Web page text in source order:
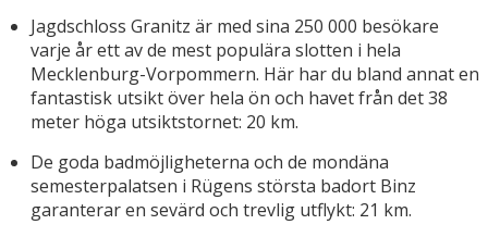
Jagdschloss Granitz är med sina 250 000 besökare
varje år ett av de mest populära slotten i hela
Mecklenburg-Vorpommern. Här har du bland annat en
fantastisk utsikt över hela ön och havet från det 38
meter höga utsiktstornet: 20 km.
De goda badmöjligheterna och de mondäna
semesterpalatsen i Rügens största badort Binz
garanterar en sevärd och trevlig utflykt: 21 km.